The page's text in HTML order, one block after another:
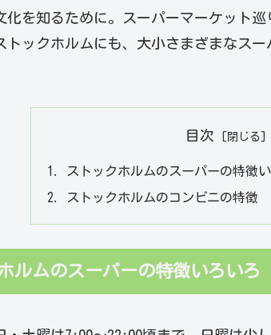
化を知るために。スーパーマーケット
トックホルムにも、大小さまざまなス
目次
ストックホルムのスーパーの特徴
ストックホルムのコンビニの特徴
ルムのスーパーの特徴いろいろ